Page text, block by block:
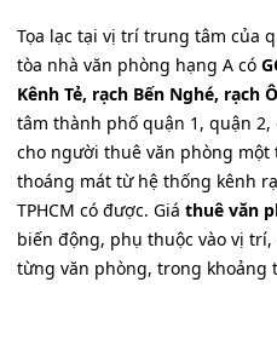
Tọa lạc tại vị trí trung tâm của
tòa nhà văn phòng hạng A có
Kênh Tẻ, rạch Bến Nghé, rạch
tâm thành phố quận 1, quận
cho người thuê văn phòng
thoáng mát từ hệ thống kênh
TPHCM có được. Giá thuê văn
biến động, phụ thuộc vào vị
từng văn phòng, trong khoảng